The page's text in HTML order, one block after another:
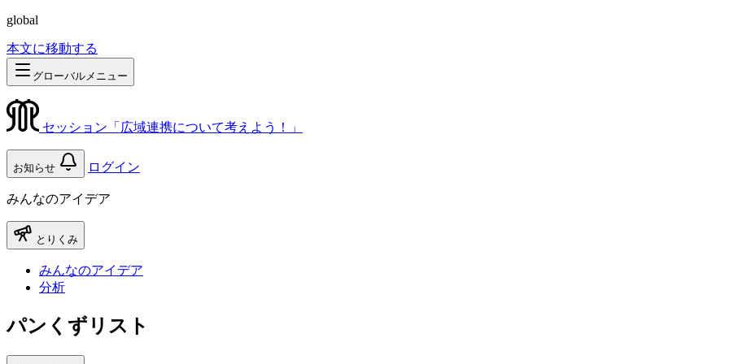
global
本文に移動する
グローバルメニュー
セッション「広域連携について考えよう！」
お知らせ ログイン
みんなのアイデア
とりくみ
みんなのアイデア
分析
パンくずリスト